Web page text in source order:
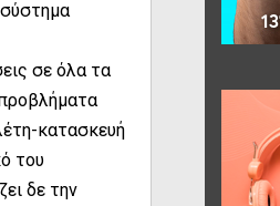
σε όλα τα
κατασκευή
του
δε την